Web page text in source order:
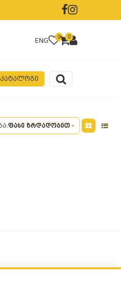
ENG 0 0
ᲙᲐᲢᲐᲚᲝᲒᲘ
ფასი ზრდადობით